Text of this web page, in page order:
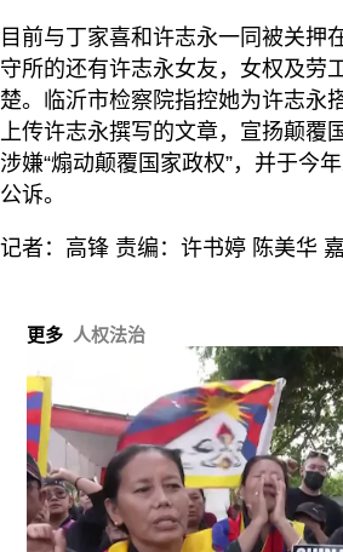
目前与丁家喜和许志永一同被关押
守所的还有许志永女友，女权及劳
楚。临沂市检察院指控她为许志永
上传许志永撰写的文章，宣扬颠覆
涉嫌“煽动颠覆国家政权”，并于今
公诉。
记者：高锋 责编：许书婷 陈美华
更多 人权法治